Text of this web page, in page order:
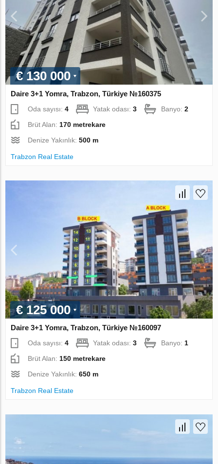
€ 130 000
Daire 3+1 Yomra, Trabzon, Türkiye №160375
Oda sayısı:4 Yatak odası:3 Banyo:2
Brüt Alan:170 metrekare
Denize Yakınlık:500 m
Trabzon Real Estate
€ 125 000
Daire 3+1 Yomra, Trabzon, Türkiye №160097
Oda sayısı:4 Yatak odası:3 Banyo: 1
Brüt Alan: 150 metrekare
Denize Yakınlık:650 m
Trabzon Real Estate